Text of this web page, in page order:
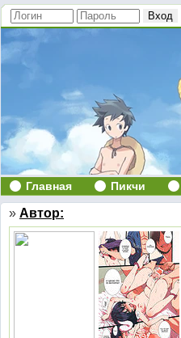
Главная Пикчи
» Автор: